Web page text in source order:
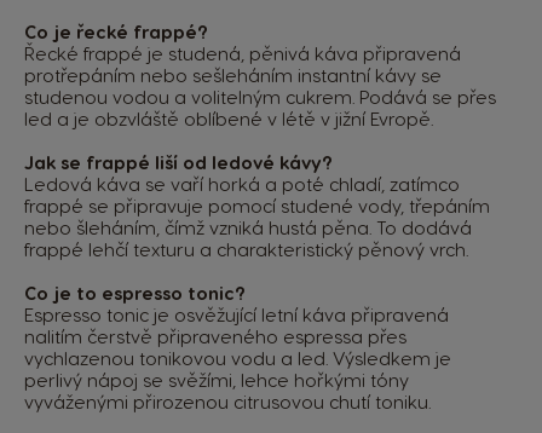
Co je řecké frappé?
Řecké frappé je studená, pěnivá káva připravená
protřepáním nebo sešleháním instantní kávy se
studenou vodou a volitelným cukrem. Podává se přes
led a je obzvláště oblíbené v létě v jižní Evropě.
Jak se frappé liší od ledové kávy?
Ledová káva se vaří horká a poté chladí, zatímco
frappé se připravuje pomocí studené vody, třepáním
nebo šleháním, čímž vzniká hustá pěna. To dodává
frappé lehčí texturu a charakteristický pěnový vrch.
Co je to espresso tonic?
Espresso tonic je osvěžující letní káva připravená
nalitím čerstvě připraveného espressa přes
vychlazenou tonikovou vodu a led. Výsledkem je
perlivý nápoj se svěžími, lehce hořkými tóny
vyváženými přirozenou citrusovou chutí toniku.